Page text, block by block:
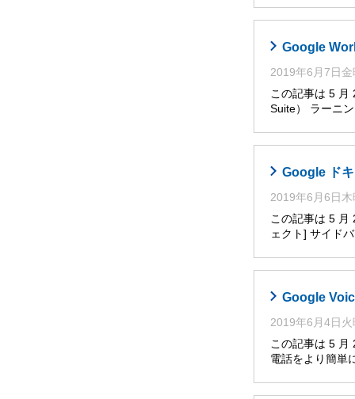
Google
2019年6月7日金
この記事は 5 月
Suite） ラーニ
Google ド
2019年6月6日木
この記事は 5 月
ェクト] サイド
Google
2019年6月4日火
この記事は 5 月
電話をより簡単